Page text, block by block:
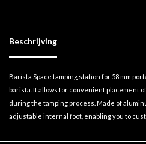
Beschrijving
Barista Space tamping station for 58 mm
barista. It allows for convenient placement
during the tamping process. Made of
adjustable internal foot, enabling you to